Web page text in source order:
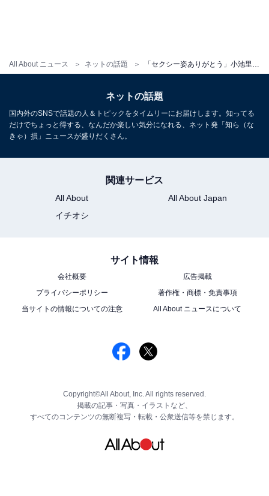
All About ニュース ネットの話題
ネットの話題
国内外のSNSで話題の人＆トピックをタイムリーにお届けします。知ってる
だけでちょっと得する、なんだか楽しい気分になれる、ネット発「知ら（な
きゃ）損」ニュースが盛りだくさん。
関連サービス
All About
All About Japan
イチオシ
サイト情報
会社概要
広告掲載
プライバシーポリシー
著作権・商標・免責事項
当サイトの情報についての注意
All About ニュースについて
Copyright©All About, Inc. All rights reserved.
掲載の記事・写真・イラストなど、
すべてのコンテンツの無断複写・転載・公衆送信等を禁じます。